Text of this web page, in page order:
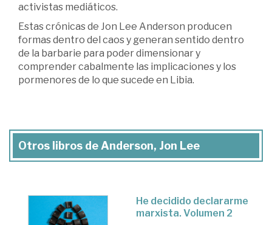
activistas mediáticos.
Estas crónicas de Jon Lee Anderson producen
formas dentro del caos y generan sentido dentro
de la barbarie para poder dimensionar y
comprender cabalmente las implicaciones y los
pormenores de lo que sucede en Libia.
Otros libros de Anderson, Jon Lee
He decidido declararme
marxista. Volumen 2